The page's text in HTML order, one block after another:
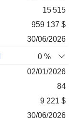
15 515
959 137 $
30/06/2026
0 %
02/01/2026
84
9 221 $
30/06/2026